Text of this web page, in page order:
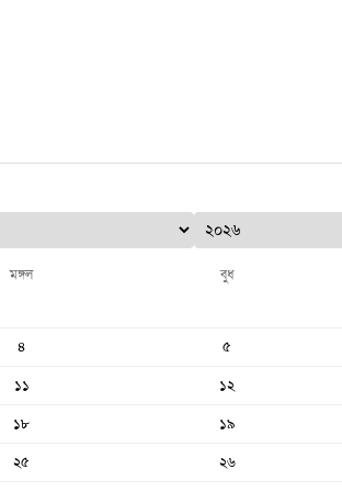
মঙ্গল বুধ
৪ ৫
১১ ১২
১৮ ১৯
২৫ ২৬